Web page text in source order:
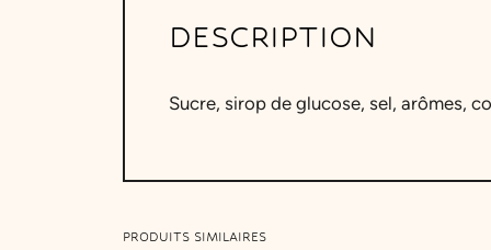
DESCRIPTION
Sucre, sirop de glucose, sel, arômes,
PRODUITS SIMILAIRES